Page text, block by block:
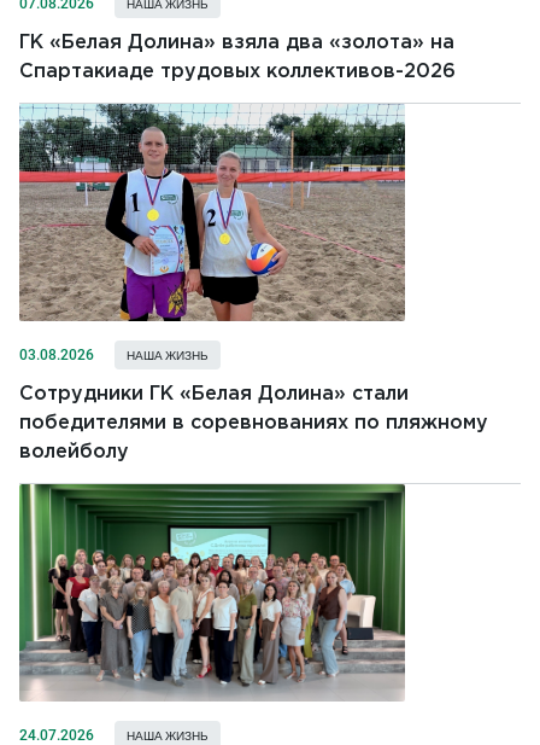
07.08.2026 НАША ЖИЗНЬ
ГК «Белая Долина» взяла два «золота» на
Спартакиаде трудовых коллективов-2026
03.08.2026 НАША ЖИЗНЬ
Сотрудники ГК «Белая Долина» стали
победителями в соревнованиях по пляжному
волейболу
24.07.2026 НАША ЖИЗНЬ